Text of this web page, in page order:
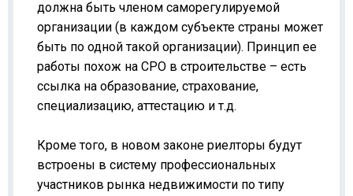
должна быть членом саморегулируемой
организации (в каждом субъекте страны может
быть по одной такой организации). Принцип ее
работы похож на СРО в строительстве – есть
ссылка на образование, страхование,
специализацию, аттестацию и т.д.
Кроме того, в новом законе риелторы будут
встроены в систему профессиональных
участников рынка недвижимости по типу